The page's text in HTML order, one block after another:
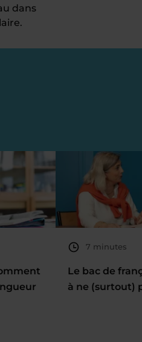
dans
7 minutes
Le bac de
à ne (surtout)